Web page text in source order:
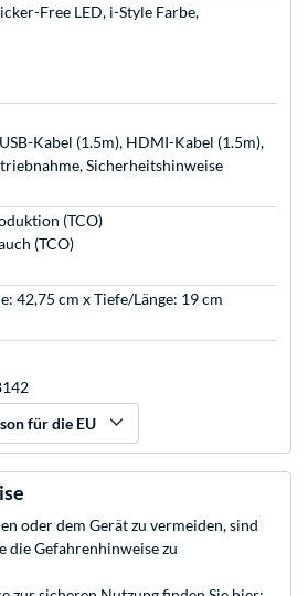
Free LED, i-Style Farbe,
Kabel (1.5m), HDMI-Kabel (1.5m),
Sicherheitshinweise
(TCO)
(TCO)
42,75 cm x Tiefe/Länge: 19 cm
für die EU
oder dem Gerät zu vermeiden, sind
die Gefahrenhinweise zu